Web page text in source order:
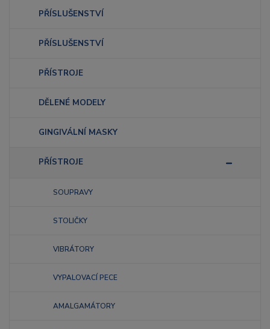
PŘÍSLUŠENSTVÍ
PŘÍSLUŠENSTVÍ
PŘÍSTROJE
DĚLENÉ MODELY
GINGIVÁLNÍ MASKY
PŘÍSTROJE
SOUPRAVY
STOLIČKY
VIBRÁTORY
VYPALOVACÍ PECE
AMALGAMÁTORY